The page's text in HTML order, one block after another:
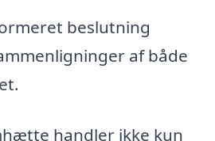
beslutning
af både
handler ikke kun